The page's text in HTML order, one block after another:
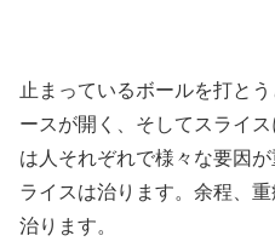
止まっているボールを打と
ースが開く、そしてスライ
は人それぞれで様々な要因
ライスは治ります。余程、
治ります。